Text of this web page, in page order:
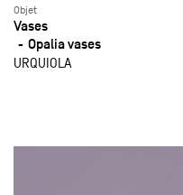
Objet
Vases
Opalia vases
URQUIOLA